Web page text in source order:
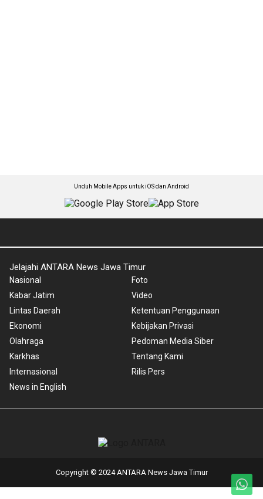
Unduh Mobile Apps untuk iOS dan Android
Jelajahi ANTARA News Jawa Timur
Nasional
Kabar Jatim
Lintas Daerah
Ekonomi
Olahraga
Karkhas
Internasional
News in English
Foto
Video
Ketentuan Penggunaan
Kebijakan Privasi
Pedoman Media Siber
Tentang Kami
Rilis Pers
Copyright © 2024 ANTARA News Jawa Timur